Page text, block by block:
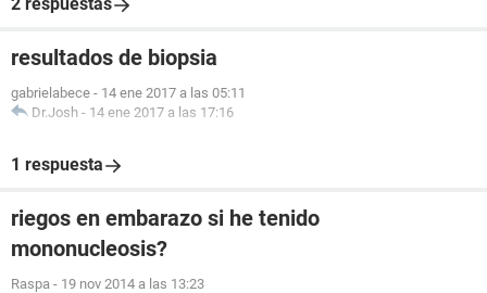
resultados de biopsia
gabrielabece - 14 ene 2017 a las 05:11
Dr.Josh - 14 ene 2017 a las 17:16
1 respuesta
riegos en embarazo si he tenido
mononucleosis?
Raspa - 19 nov 2014 a las 13:23